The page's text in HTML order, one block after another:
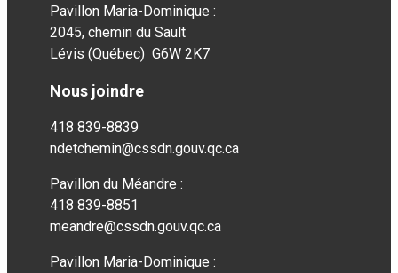
Pavillon Maria-Dominique :
2045, chemin du Sault
Lévis (Québec) G6W 2K7
Nous joindre
418 839-8839
ndetchemin@cssdn.gouv.qc.ca
Pavillon du Méandre :
418 839-8851
meandre@cssdn.gouv.qc.ca
Pavillon Maria-Dominique :